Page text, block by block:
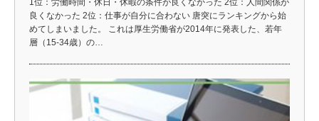
良くなかった 2位：仕事が自分に合わない 唐突にランキングから始
めてしまいました。 これは厚生労働省が2014年に発表した、若年
層（15-34歳）の…